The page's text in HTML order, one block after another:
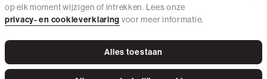
Wij zijn The Sting
op elk moment wijzigen of intrekken. Lees onze
privacy- en cookieverklaring voor meer informatie.
Alles toestaan